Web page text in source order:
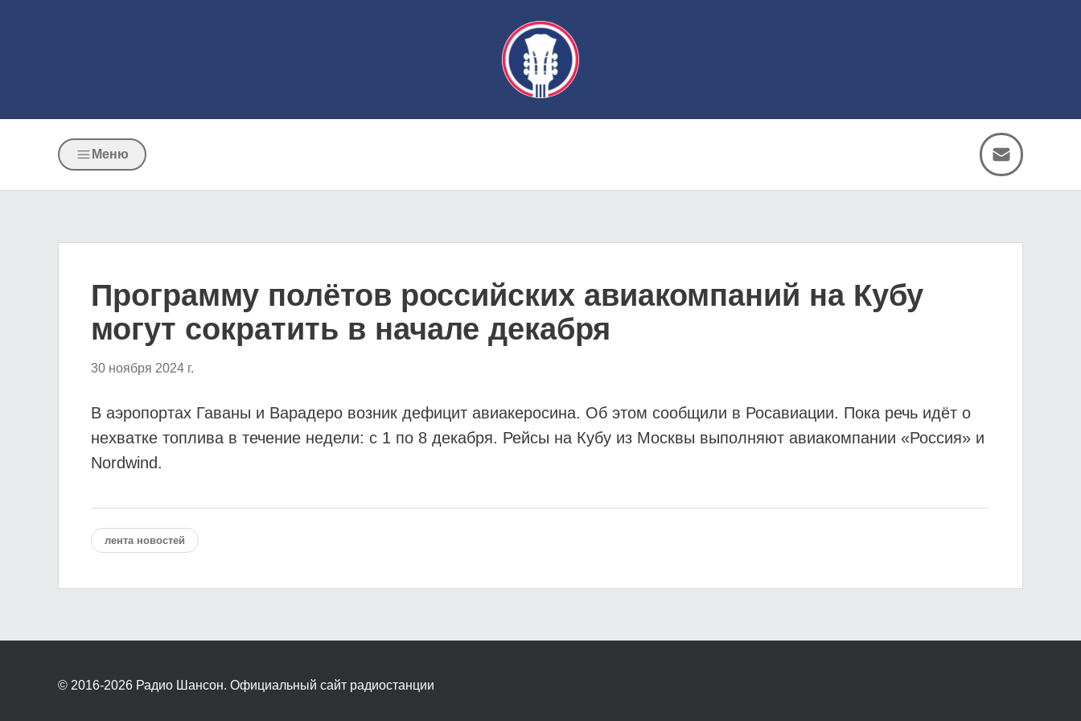
Меню
Программу полётов российских авиакомпаний на Кубу
могут сократить в начале декабря
30 ноября 2024 г.
В аэропортах Гаваны и Варадеро возник дефицит авиакеросина. Об этом сообщили в Росавиации. Пока речь идёт о
нехватке топлива в течение недели: с 1 по 8 декабря. Рейсы на Кубу из Москвы выполняют авиакомпании «Россия» и
Nordwind.
лента новостей
© 2016-2026 Радио Шансон. Официальный сайт радиостанции